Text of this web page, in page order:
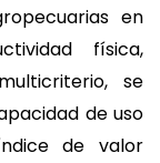
en
física,
se
de uso
de valor